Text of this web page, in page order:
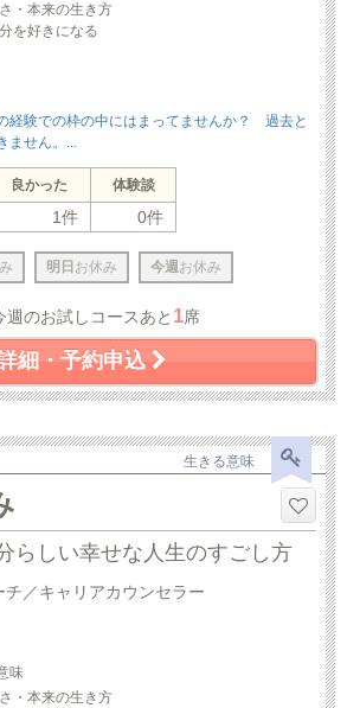
・本来の生き方
を好きになる
経験での枠の中にはまってませんか？ 過去と
ません。...
良かった 体験談
1件 0件
明日 お休み 今週 お休み
週のお試しコースあと 1席
細・予約申込
生きる意味
らしい幸せな人生のすごし方
チ／キャリアカウンセラー
味
・本来の生き方